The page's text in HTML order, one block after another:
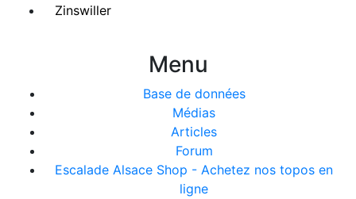
Zinswiller
Menu
Base de données
Médias
Articles
Forum
Escalade Alsace Shop - Achetez nos topos en
ligne